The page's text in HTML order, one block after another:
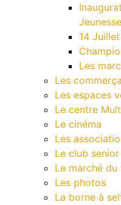
Jeunesse
14
Les
Les
Les espaces
Le centre
Le cinéma
Les
Le club senior
Le marché du
Les photos
La borne à